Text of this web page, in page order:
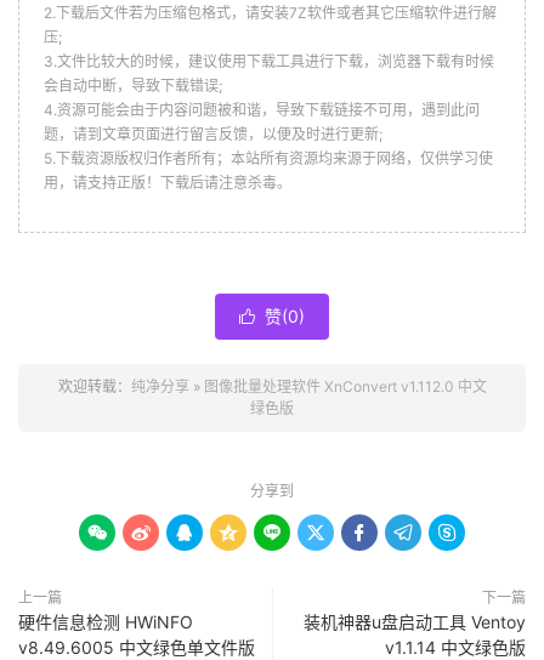
2.下载后文件若为压缩包格式，请安装7Z软件或者其它压缩软件进行解
压;
3.文件比较大的时候，建议使用下载工具进行下载，浏览器下载有时候
会自动中断，导致下载错误;
4.资源可能会由于内容问题被和谐，导致下载链接不可用，遇到此问
题，请到文章页面进行留言反馈，以便及时进行更新;
5.下载资源版权归作者所有；本站所有资源均来源于网络，仅供学习使
用，请支持正版！下载后请注意杀毒。
 赞(0)
欢迎转载： 纯净分享 » 图像批量处理软件 XnConvert v1.112.0 中文
绿色版
分享到
        
上一篇
硬件信息检测 HWiNFO
v8.49.6005 中文绿色单文件版
下一篇
装机神器u盘启动工具 Ventoy
v1.1.14 中文绿色版